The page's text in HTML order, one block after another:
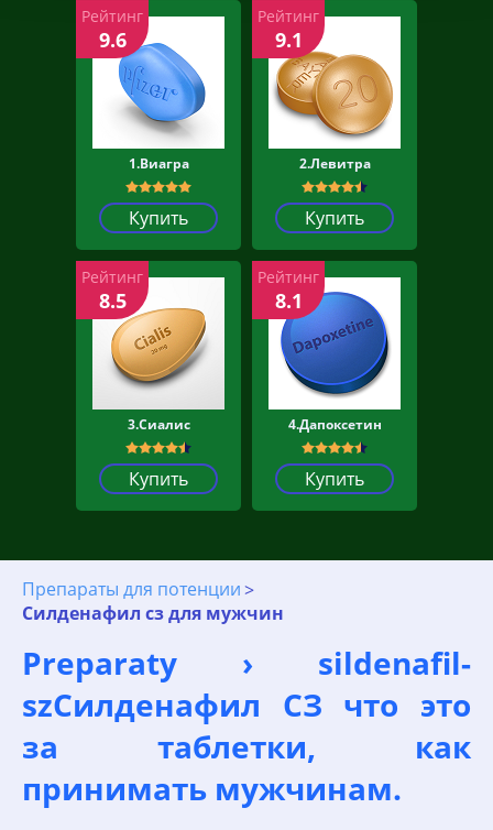
1.Виагра
Купить
Рейтинг
9.6
2.Левитра
Купить
Рейтинг
9.1
3.Сиалис
Купить
Рейтинг
8.5
4.Дапоксетин
Купить
Рейтинг
8.1
Препараты для потенции
Силденафил сз для мужчин
Preparaty › sildenafil-
szСилденафил СЗ что это
за таблетки, как
принимать мужчинам.